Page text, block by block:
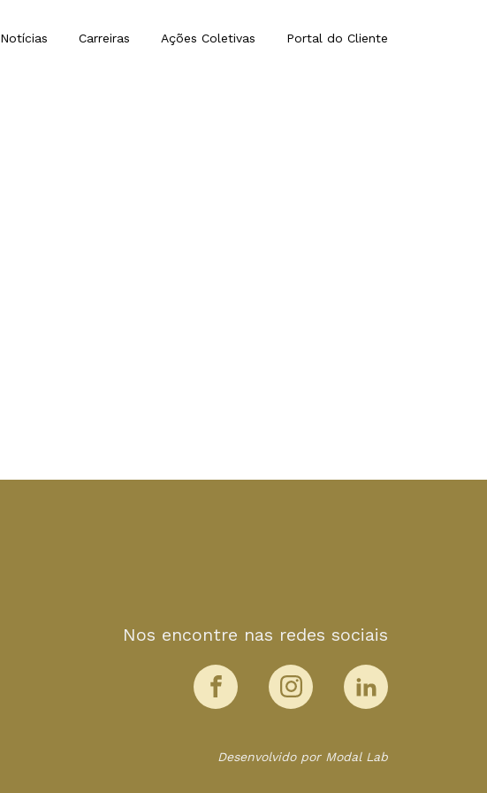
Notícias Carreiras Ações Coletivas Portal do Cliente
Nos encontre nas redes sociais
Desenvolvido por Modal Lab